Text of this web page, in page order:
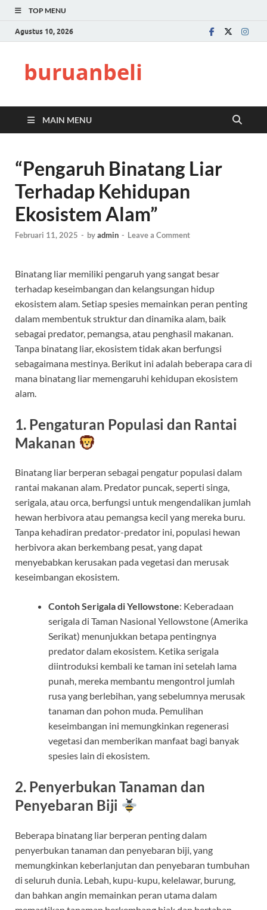
TOP MENU
Agustus 10, 2026
buruanbeli
MAIN MENU
“Pengaruh Binatang Liar
Terhadap Kehidupan
Ekosistem Alam”
Februari 11, 2025 - byadmin - Leave a Comment
Binatang liar memiliki pengaruh yang sangat besar
terhadap keseimbangan dan kelangsungan hidup
ekosistem alam. Setiap spesies memainkan peran penting
dalam membentuk struktur dan dinamika alam, baik
sebagai predator, pemangsa, atau penghasil makanan.
Tanpa binatang liar, ekosistem tidak akan berfungsi
sebagaimana mestinya. Berikut ini adalah beberapa cara di
mana binatang liar memengaruhi kehidupan ekosistem
alam.
1. Pengaturan Populasi dan Rantai
Makanan
Binatang liar berperan sebagai pengatur populasi dalam
rantai makanan alam. Predator puncak, seperti singa,
serigala, atau orca, berfungsi untuk mengendalikan jumlah
hewan herbivora atau pemangsa kecil yang mereka buru.
Tanpa kehadiran predator-predator ini, populasi hewan
herbivora akan berkembang pesat, yang dapat
menyebabkan kerusakan pada vegetasi dan merusak
keseimbangan ekosistem.
Contoh Serigala di Yellowstone: Keberadaan
serigala di Taman Nasional Yellowstone (Amerika
Serikat) menunjukkan betapa pentingnya
predator dalam ekosistem. Ketika serigala
diintroduksi kembali ke taman ini setelah lama
punah, mereka membantu mengontrol jumlah
rusa yang berlebihan, yang sebelumnya merusak
tanaman dan pohon muda. Pemulihan
keseimbangan ini memungkinkan regenerasi
vegetasi dan memberikan manfaat bagi banyak
spesies lain di ekosistem.
2. Penyerbukan Tanaman dan
Penyebaran Biji
Beberapa binatang liar berperan penting dalam
penyerbukan tanaman dan penyebaran biji, yang
memungkinkan keberlanjutan dan penyebaran tumbuhan
di seluruh dunia. Lebah, kupu-kupu, kelelawar, burung,
dan bahkan angin memainkan peran utama dalam